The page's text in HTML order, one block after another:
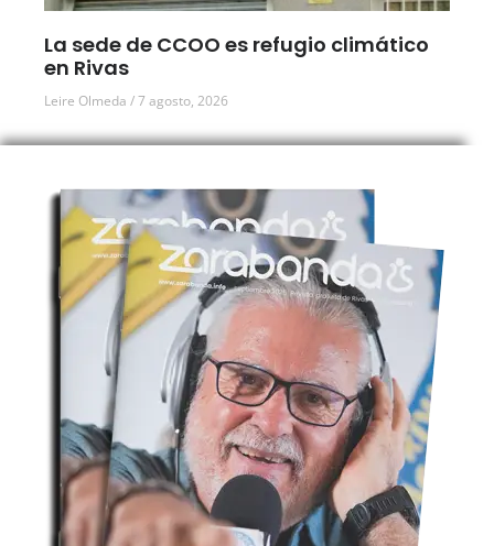
La sede de CCOO es refugio climático
en Rivas
Leire Olmeda 7 agosto, 2026